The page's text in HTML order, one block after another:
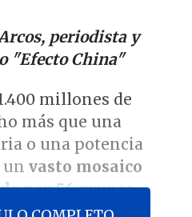
periodista y
"Efecto China"
millones de
más que una
o una potencia
un vasto mosaico
por 56 grupos
reconocidos. La